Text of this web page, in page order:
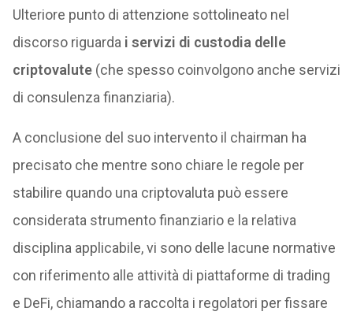
Ulteriore punto di attenzione sottolineato nel
discorso riguarda i servizi di custodia delle
criptovalute(che spesso coinvolgono anche servizi
di consulenza finanziaria).
A conclusione del suo intervento il chairman ha
precisato che mentre sono chiare le regole per
stabilire quando una criptovaluta può essere
considerata strumento finanziario e la relativa
disciplina applicabile, vi sono delle lacune normative
con riferimento alle attività di piattaforme di trading
e DeFi, chiamando a raccolta i regolatori per fissare